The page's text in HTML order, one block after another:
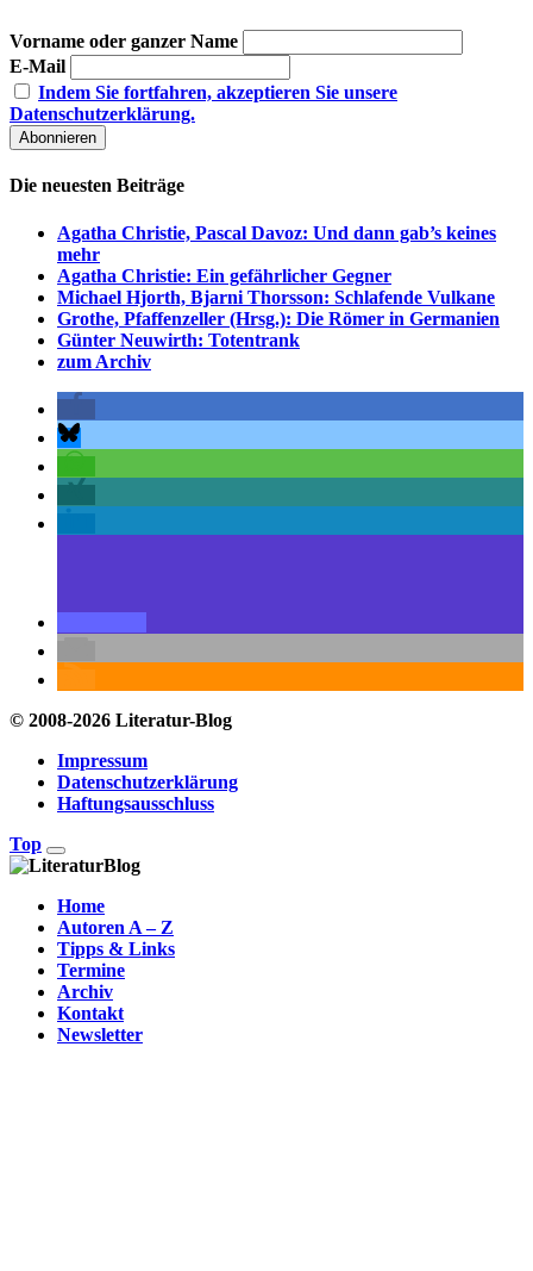
Vorname oder ganzer Name
E-Mail
Indem Sie fortfahren, akzeptieren Sie unsere
Datenschutzerklärung.
Die neuesten Beiträge
Agatha Christie, Pascal Davoz: Und dann gab’s keines
mehr
Agatha Christie: Ein gefährlicher Gegner
Michael Hjorth, Bjarni Thorsson: Schlafende Vulkane
Grothe, Pfaffenzeller (Hrsg.): Die Römer in Germanien
Günter Neuwirth: Totentrank
zum Archiv
© 2008-2026 Literatur-Blog
Impressum
Datenschutzerklärung
Haftungsausschluss
Top
Home
Autoren A – Z
Tipps & Links
Termine
Archiv
Kontakt
Newsletter